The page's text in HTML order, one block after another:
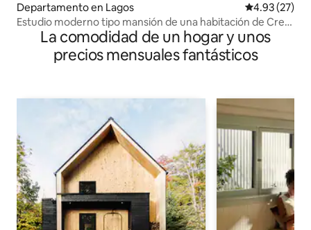
Departamento en Lagos Calificación
4.93 (27)
Estudio moderno tipo mansión de una habitación de Creo
- Surulere
La comodidad de un hogar y unos
precios mensuales fantásticos